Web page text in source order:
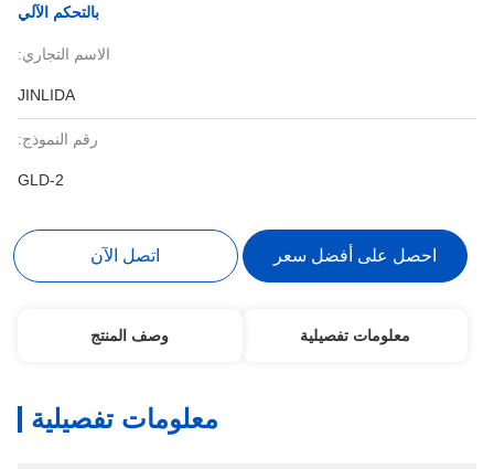
بالتحكم الآلي
الاسم التجاري:
JINLIDA
رقم النموذج:
GLD-2
احصل على أفضل سعر اتصل الآن
معلومات تفصيلية وصف المنتج
معلومات تفصيلية